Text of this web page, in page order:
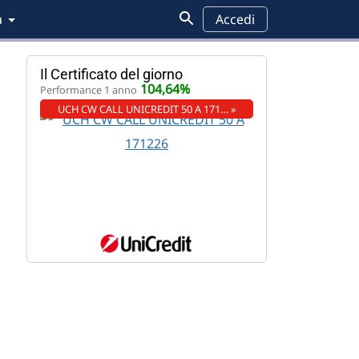
Accedi
Il Certificato del giorno
Performance 1 anno 104,64%
UCH CW CALL UNICREDIT 50 A 171… »